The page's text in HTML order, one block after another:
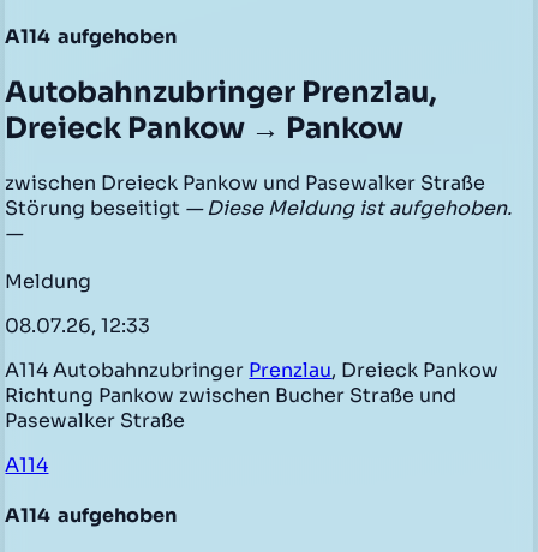
A114 aufgehoben
Autobahnzubringer Prenzlau,
Dreieck Pankow → Pankow
zwischen Dreieck Pankow und Pasewalker Straße
Störung beseitigt — Diese Meldung ist aufgehoben.
—
Meldung
08.07.26, 12:33
A114 Autobahnzubringer Prenzlau, Dreieck Pankow
Richtung Pankow zwischen Bucher Straße und
Pasewalker Straße
A114
A114 aufgehoben